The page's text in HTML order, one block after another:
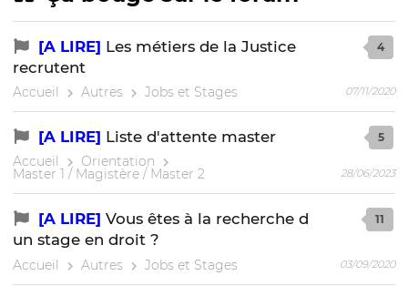
[A LIRE] Les métiers de la Justice
recrutent
Accueil Autres Jobs et Stages
4
07/11/2020
[A LIRE] Liste d'attente master
Accueil Orientation
Master 1 / Magistère / Master 2
5
28/06/2023
[A LIRE] Vous êtes à la recherche d
un stage en droit ?
Accueil Autres Jobs et Stages
11
03/09/2020